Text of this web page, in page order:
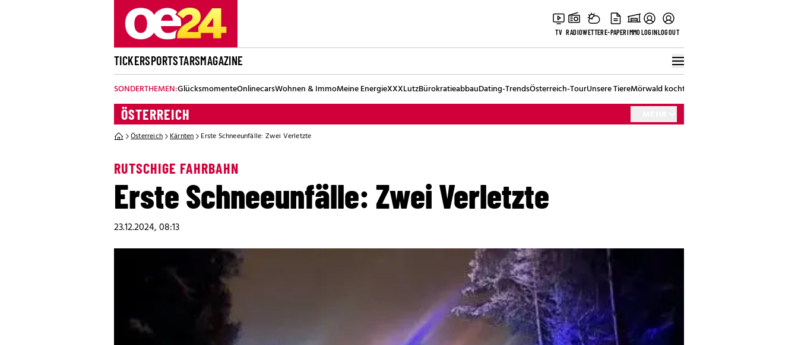
TV RADIOWETTERE-PAPERIMMOLOGINLOGOUT
TICKERSPORTSTARSMAGAZINE
SONDERTHEMEN:GlücksmomenteOnlinecarsWohnen & ImmoMeine EnergieXXXLutzBürokratieabbauDating-TrendsÖsterreich-TourUnsere TiereMörwald kocht
ÖSTERREICH
Österreich Kärnten Erste Schneeunfälle: Zwei Verletzte
RUTSCHIGE FAHRBAHN
Erste Schneeunfälle: Zwei Verletzte
23.12.2024, 08:13